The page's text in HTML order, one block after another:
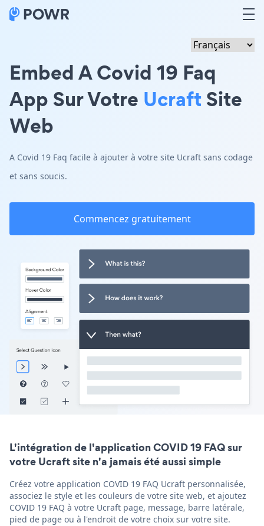
Embed A Covid 19 Faq
App Sur Votre UcraftSite
Web
A Covid 19 Faq facile à ajouter à votre site Ucraft sans codage
et sans soucis.
Commencez gratuitement
L'intégration de l'application COVID 19 FAQ sur
votre Ucraft site n'a jamais été aussi simple
Créez votre application COVID 19 FAQ Ucraft personnalisée,
associez le style et les couleurs de votre site web, et ajoutez
COVID 19 FAQ à votre Ucraft page, message, barre latérale,
pied de page ou à l'endroit de votre choix sur votre site.